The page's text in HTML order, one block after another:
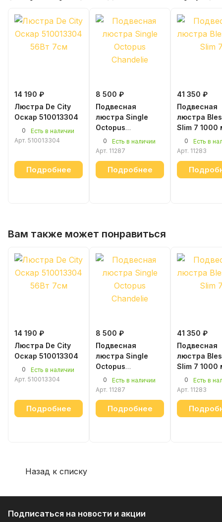
14 190 ₽
Люстра De City
Оскар 510013304
0
Есть в наличии
Арт. 510013304
Подробнее
8 500 ₽
Подвесная
люстра Single
Octopus
Chandelier Black
0
Есть в наличии
Арт. 11287
Подробнее
41 350 ₽
Подвесная
люстра
Slim 7 1000
белый
0
Есть в
Арт. 11283
Вам также может понравиться
14 190 ₽
Люстра De City
Оскар 510013304
0
Есть в наличии
Арт. 510013304
Подробнее
8 500 ₽
Подвесная
люстра Single
Octopus
Chandelier Black
0
Есть в наличии
Арт. 11287
Подробнее
41 350 ₽
Подвесная
люстра
Slim 7 1000
белый
0
Есть в
Арт. 11283
Назад к списку
Подписаться на новости и акции